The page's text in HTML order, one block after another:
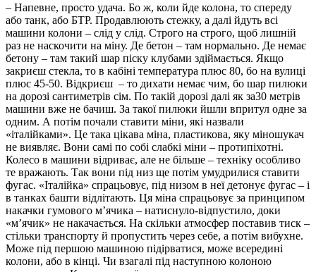
– Напевне, просто удача. Бо ж, коли йде колона, то спереду
або танк, або БТР. Продавлюють стежку, а далі йдуть всі
машини колони – слід у слід. Строго на строго, щоб лишній
раз не наскочити на міну. Де бетон – там нормально. Де немає
бетону – там такий шар піску клубами здіймається. Якщо
закриєш стекла, то в кабіні температура плюс 80, бо на вулиці
плюс 45-50. Відкриєш – то дихати немає чим, бо шар пилюки
на дорозі сантиметрів сім. По такій дорозі далі як за30 метрів
машини вже не бачиш. За такої пилюки йшли впритул одне за
одним. А потім почали ставити міни, які назвали
«італійками». Це така цікава міна, пластикова, яку міношукач
не виявляє. Вони самі по собі слабкі міни – протипіхотні.
Колесо в машини відриває, але не більше – техніку особливо
те вражають. Так вони під низ ще потім умудрилися ставити
фугас. «Італійка» спрацьовує, під низом в неї детонує фугас – і
в танках башти відлітають. Ця міна спрацьовує за принципом
накачки гумового м’ячика – натиснуло-відпустило, доки
«м’ячик» не накачається. На скільки атмосфер поставив тиск –
стільки транспорту й пропустить через себе, а потім вибухне.
Може під першою машиною підірватися, може всередині
колони, або в кінці. Чи взагалі під наступною колоною